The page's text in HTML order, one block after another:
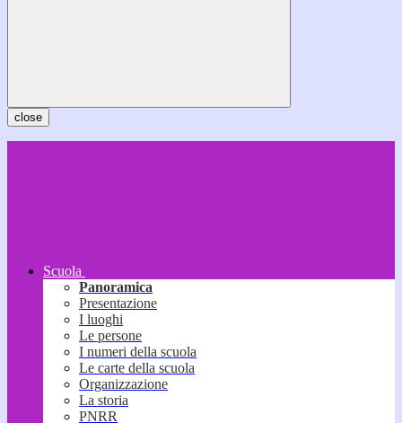
close
Scuola
Panoramica
Presentazione
I luoghi
Le persone
I numeri della scuola
Le carte della scuola
Organizzazione
La storia
PNRR